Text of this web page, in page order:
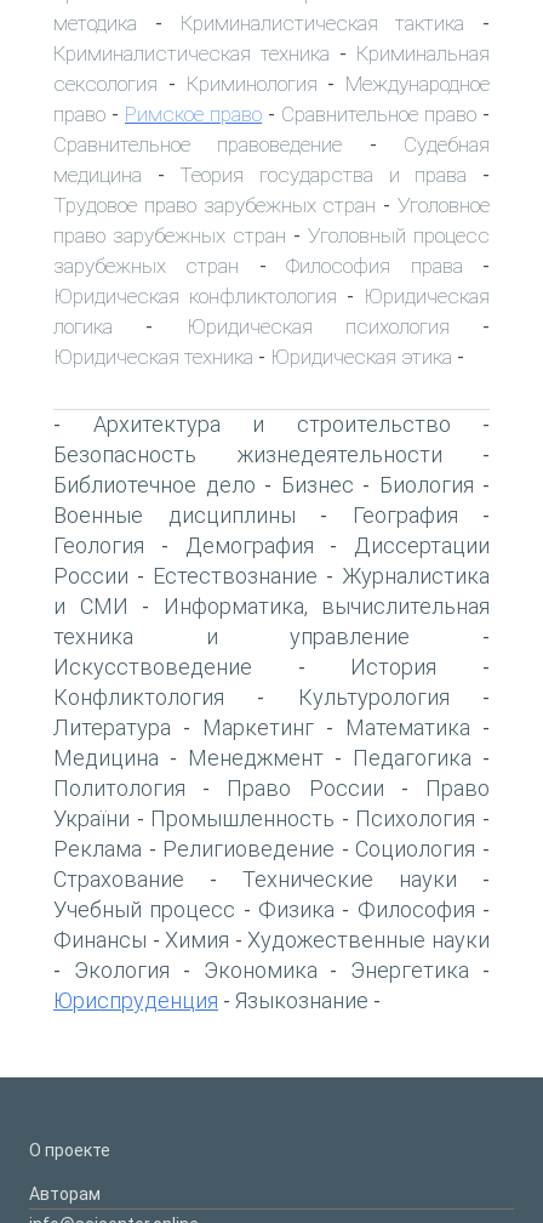
методика - Криминалистическая тактика -
Криминалистическая техника - Криминальная
сексология - Криминология - Международное
право - Римское право - Сравнительное право -
Сравнительное правоведение - Судебная
медицина - Теория государства и права -
Трудовое право зарубежных стран -Уголовное
право зарубежных стран - Уголовный процесс
зарубежных стран -Философия права -
Юридическая конфликтология - Юридическая
логика - Юридическая психология -
Юридическая техника - Юридическая этика -
- Архитектура и строительство -
Безопасность жизнедеятельности -
Библиотечное дело - Бизнес - Биология -
Военные дисциплины - География -
Геология - Демография -
Диссертации
России - Естествознание - Журналистика
и СМИ -
Информатика, вычислительная
техника и управление -
Искусствоведение - История -
Конфликтология - Культурология -
Литература - Маркетинг - Математика -
Медицина - Менеджмент - Педагогика -
Политология - Право России -
Право
України - Промышленность - Психология -
Реклама - Религиоведение - Социология -
Страхование - Технические науки -
Учебный процесс - Физика - Философия -
Финансы - Химия - Художественные науки
- Экология - Экономика - Энергетика -
Юриспруденция - Языкознание -
О проекте
Авторам